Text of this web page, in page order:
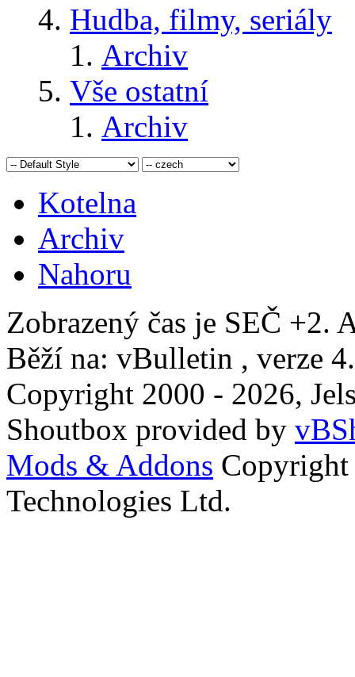
Hudba, filmy, seriály
Archiv
Vše ostatní
Archiv
Kotelna
Archiv
Nahoru
Zobrazený čas je SEČ +2.
Běží na: vBulletin , verze
Copyright 2000 - 2026,
Shoutbox provided by
Mods & Addons
Technologies Ltd.